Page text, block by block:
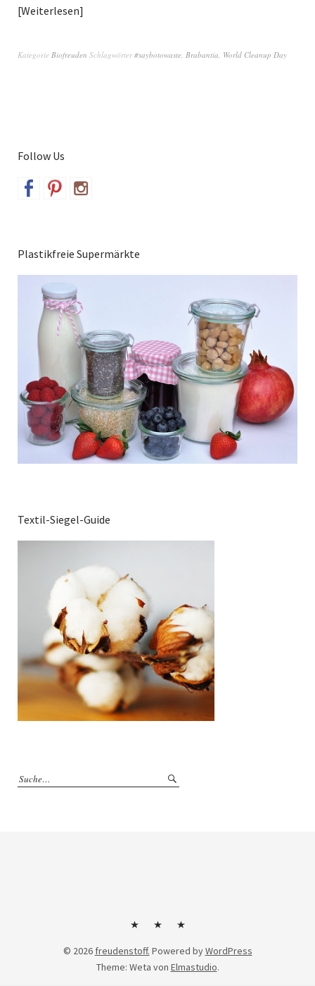
Weiterlesen
Kategorie Biofreuden Schlagwörter#saybotowaste Brabantia World Cleanup Day
Follow Us
Plastikfreie Supermärkte
Textil-Siegel-Guide
KontaktImpressumDatenschutzerklärung
© 2026 freudenstoff. Powered byWordPress
Theme: Weta von Elmastudio.